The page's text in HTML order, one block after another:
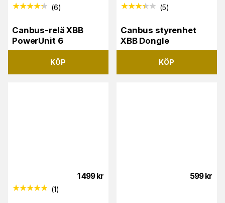
(6)
Canbus-relä XBB
PowerUnit 6
KÖP
(5)
Canbus styrenhet
XBB Dongle
KÖP
1 499 kr
(1)
599 kr